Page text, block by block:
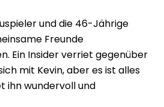
und die 46-Jährige
Freunde
Ein Insider verriet gegenüber
mit Kevin, aber es ist alles
ihn wundervoll und